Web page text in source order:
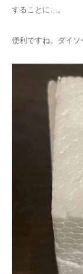
することに…。
便利ですね。ダイソ